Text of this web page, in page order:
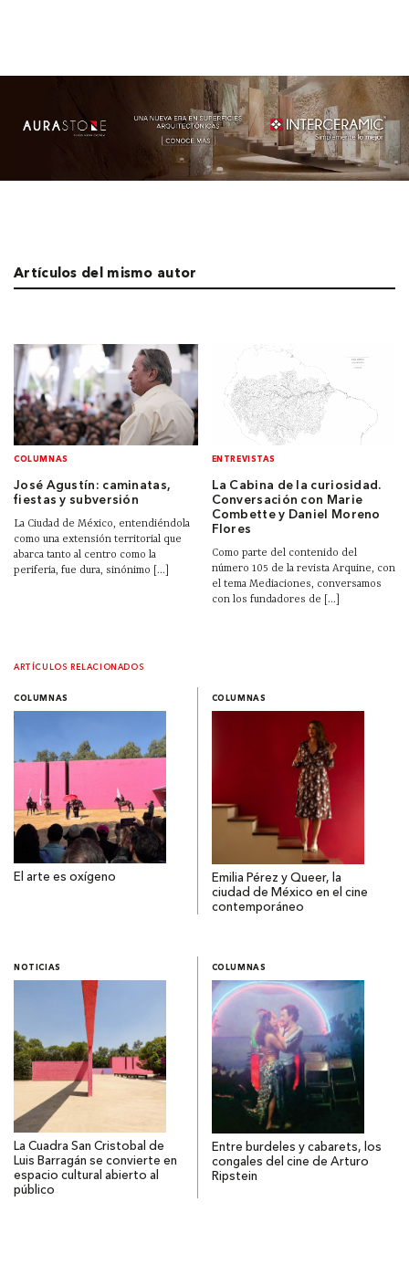
Artículos del mismo autor
COLUMNAS
José Agustín: caminatas,
fiestas y subversión
La Ciudad de México, entendiéndola
como una extensión territorial que
abarca tanto al centro como la
periferia, fue dura, sinónimo [...]
ENTREVISTAS
La Cabina de la curiosidad.
Conversación con Marie
Combette y Daniel Moreno
Flores
Como parte del contenido del
número 105 de la revista Arquine, con
el tema Mediaciones, conversamos
con los fundadores de [...]
ARTÍCULOS RELACIONADOS
COLUMNAS
El arte es oxígeno
COLUMNAS
Emilia Pérez y Queer, la
ciudad de México en el cine
contemporáneo
NOTICIAS
La Cuadra San Cristobal de
Luis Barragán se convierte en
espacio cultural abierto al
público
COLUMNAS
Entre burdeles y cabarets, los
congales del cine de Arturo
Ripstein